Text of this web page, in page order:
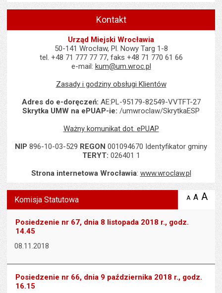
Kontakt
Urząd Miejski Wrocławia
50-141 Wrocław, Pl. Nowy Targ 1-8
tel. +48 71 777 77 77, faks +48 71 770 61 66
e-mail: kum@um.wroc.pl
Zasady i godziny obsługi Klientów
Adres do e-doręczeń: AE:PL-95179-82549-VVTFT-27
Skrytka UMW na ePUAP-ie: /umwroclaw/SkrytkaESP
Ważny komunikat dot. ePUAP
NIP 896-10-03-529 REGON 001094670 Identyfikator gminy
TERYT: 026401 1
Strona internetowa Wrocławia: www.wroclaw.pl
Komisja Statutowa A zmniejsz
A A
Posiedzenie nr 67, dnia 8 listopada 2018 r., godz.
14.45
08.11.2018
Posiedzenie nr 66, dnia 9 października 2018 r., godz.
16.15